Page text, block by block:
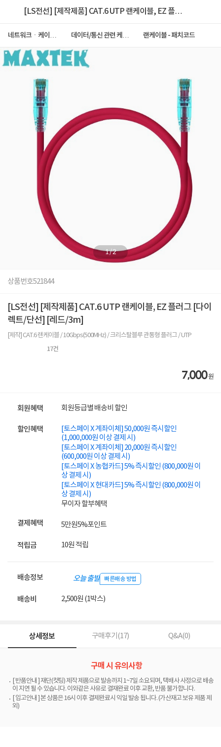
[LS전선] [제작제품] CAT.6 UTP 랜케이블, EZ 플러그
네트워크ㆍ케이블
데이터/통신 관련 케이
랜케이블 - 패치코드
1/2
상품번호521844
[LS전선] [제작제품] CAT.6 UTP 랜케이블, EZ 플러그 [다이
렉트/단선] [레드/3m]
[제작] CAT.6 랜케이블 / 10Gbps(500MHz) / 크리스탈블루 관통형 플러그 / UTP
17건
7,000원
회원혜택 회원등급별 배송비 할인
할인혜택
[토스페이 X 계좌이체] 50,000원 즉시할인
(1,000,000원 이상 결제 시)
[토스페이 X 계좌이체] 20,000원 즉시할인
(600,000원 이상 결제 시)
[토스페이 X 농협카드] 5% 즉시할인 (800,000원 이
상 결제 시)
[토스페이 X 현대카드] 5% 즉시할인 (800,000원 이
상 결제 시)
무이자 할부혜택
결제혜택 5만원5%포인트
적립금 10원 적립
배송정보 오늘 출발 빠른배송 방법
배송비 2,500원 (1박스)
상세정보 구매후기(17) Q&A(0)
구매 시 유의사항
[ 반품안내 ] 재단(컷팅) 제작 제품으로 발송까지 1~7일 소요되며, 택배사 사정으로 배송
이 지연 될 수 있습니다. 이와같은 사유로 결재완료 이후 교환, 반품 불가합니다.
[ 입고안내 ] 본 상품은 16시 이후 결제완료시 익일 발송 됩니다. (가산재고 보유 제품 제
외)